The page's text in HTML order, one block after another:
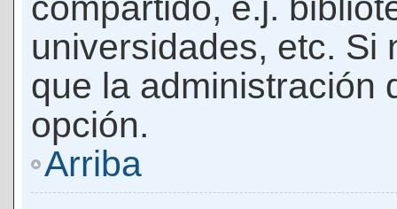
compartido, e.j.
universidades, etc. Si
que la administración
opción.
Arriba